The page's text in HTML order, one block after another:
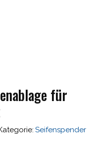
für
Seifenspender